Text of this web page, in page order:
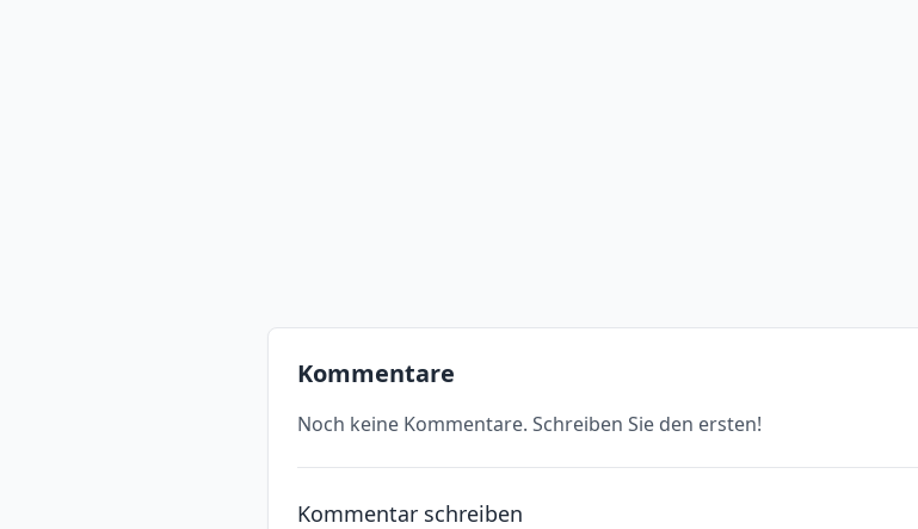
Kommentare
Noch keine Kommentare. Schreiben Sie den ersten!
Kommentar schreiben